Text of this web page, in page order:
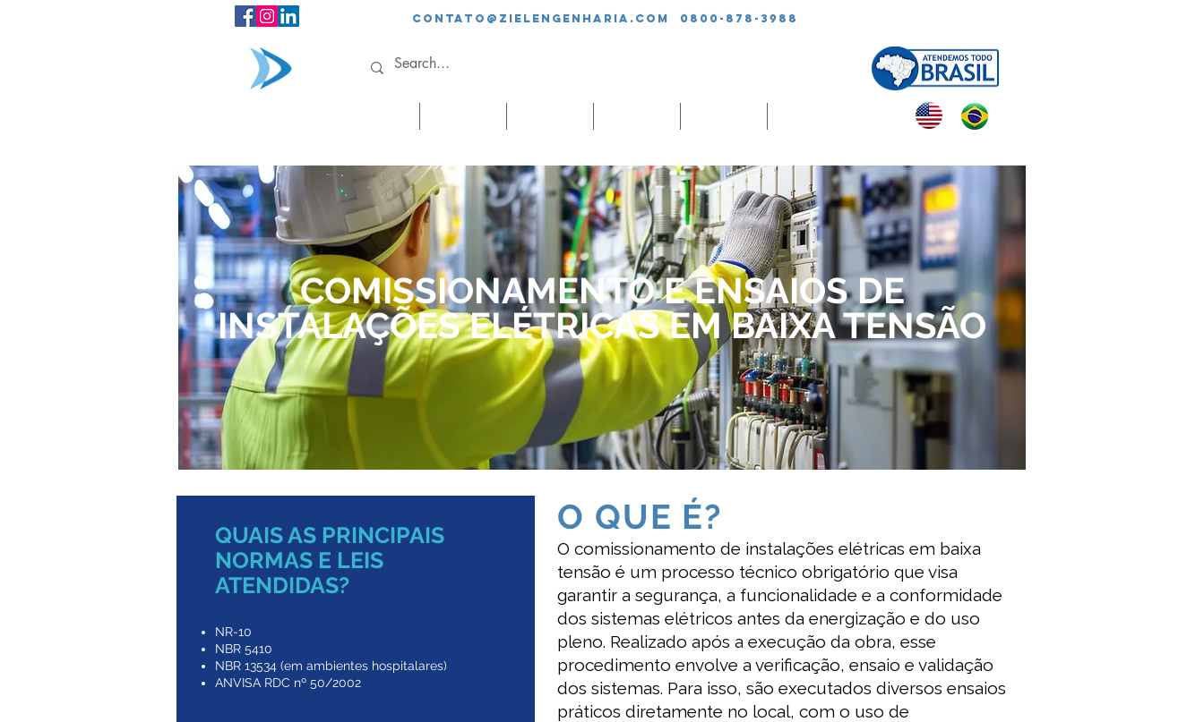
contato@zielengenharia.com 0800-878-3988
COMISSIONAMENTO E ENSAIOS DE
INSTALAÇÕES ELÉTRICAS EM BAIXA TENSÃO
QUAIS AS PRINCIPAIS
NORMAS E LEIS
ATENDIDAS?
NR-10
NBR 5410
NBR 13534 (em ambientes hospitalares)
ANVISA RDC nº 50/2002
O QUE É?
O comissionamento de instalações elétricas em baixa
tensão é um processo técnico obrigatório que visa
garantir a segurança, a funcionalidade e a conformidade
dos sistemas elétricos antes da energização e do uso
pleno. Realizado após a execução da obra, esse
procedimento envolve a verificação, ensaio e validação
dos sistemas. Para isso, são executados diversos ensaios
práticos diretamente no local, com o uso de